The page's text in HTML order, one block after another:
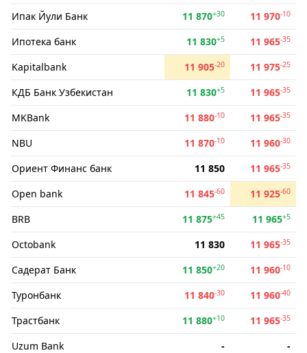
Ипак Йули Банк 11 870+30 11 970-10
Ипотека банк 11 830+5 11 965-35
Kapitalbank 11 905-20 11 975-25
КДБ Банк Узбекистан 11 830+5 11 965-35
MKBank 11 880-10 11 965-35
NBU 11 870-10 11 960-30
Ориент Финанс банк 11 850 11 965-35
Open bank 11 845-60 11 925-60
BRB 11 875+45 11 965+5
Octobank 11 830 11 965-35
Садерат Банк 11 850+20 11 960-10
Туронбанк 11 840-30 11 960-40
Трастбанк 11 880+10 11 965-35
Uzum Bank -
-